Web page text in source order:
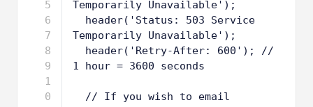
2
3
4
5
header('HTTP/1.1 503 Service
Temporarily Unavailable');
header('Status: 503 Service
Temporarily Unavailable');
1 hour = 3600 seconds